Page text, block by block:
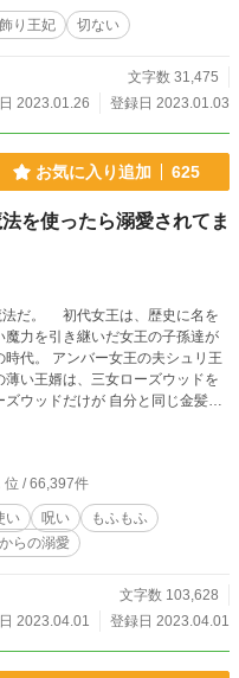
り王妃 切ない
文字数 31,475
2023.01.26
登録日 2023.01.03
お気に入り追加 625
を使ったら溺愛されてま
歴史に名を
国は、ストーン
か採
レオ王にひかれていってしまう。
と行動をおこすのだった。
位 / 66,397件
い 呪い
もふもふ
らの溺愛
文字数 103,628
2023.04.01
登録日 2023.04.01